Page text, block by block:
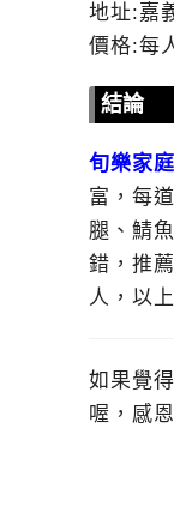
地址:嘉
價格:每
結論
旬樂家
富，每
腿、鯖
錯，推
人，以
如果覺
喔，感